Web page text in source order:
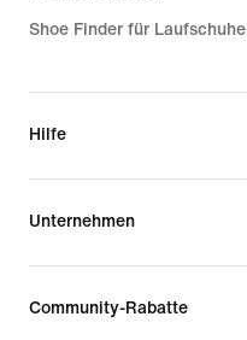
Shoe Finder für Laufschuhe
Hilfe
Unternehmen
Community-Rabatte